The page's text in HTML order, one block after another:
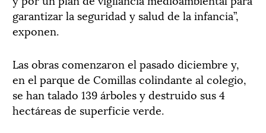
garantizar la seguridad y salud de la infancia”,
exponen.
Las obras comenzaron el pasado diciembre y,
en el parque de Comillas colindante al colegio,
se han talado 139 árboles y destruido sus 4
hectáreas de superficie verde.